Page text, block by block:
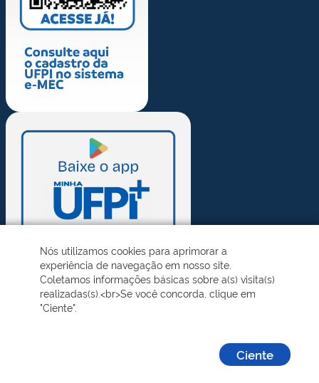
Nós utilizamos cookies para aprimorar a
experiência de navegação em nosso site.
Coletamos informações básicas sobre a(s) visita(s)
realizadas(s).<br>Se você concorda, clique em
"Ciente".
Ciente